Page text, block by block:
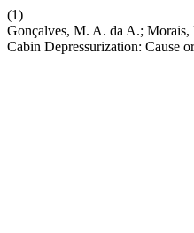
(1)
Gonçalves, M. A. da A.;
Cabin Depressurization: Cause